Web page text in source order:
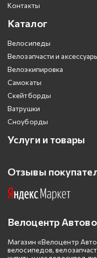
Контакты
Каталог
Велосипеды
Велозапчасти и
Велоэкипировка
Самокаты
Скейтборды
Ватрушки
Сноуборды
Услуги и товары
Отзывы
Велоцентр Автово
Магазин «Велоцентр
велосипедов,